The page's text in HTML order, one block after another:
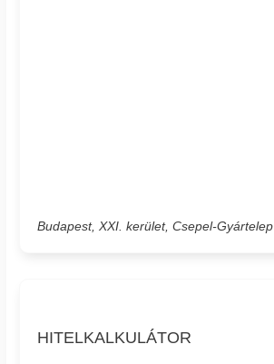
Budapest, XXI. kerület, Csepel-Gyártelep
HITELKALKULÁTOR